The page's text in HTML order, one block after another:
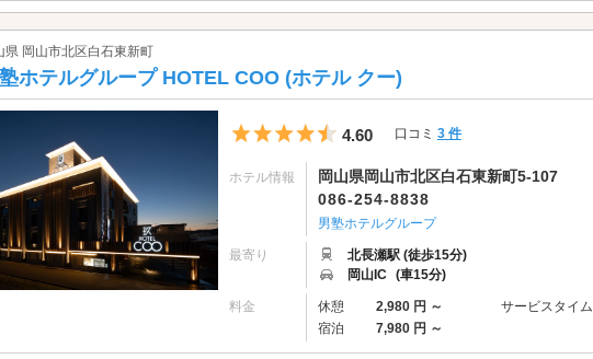
県 岡山市北区白石東新町
ホテルグループ HOTEL COO (ホテル クー)
5つ星のうち4.5
4.60 口コミ 3 件
ホテル情報
岡山県岡山市北区白石東新町5-107
086-254-8838
男塾ホテルグループ
最寄り
北長瀬駅 (徒歩15分)
岡山IC (車15分)
料金 休憩 2,980 円 ～ サービスタイム
宿泊
7,980 円 ～